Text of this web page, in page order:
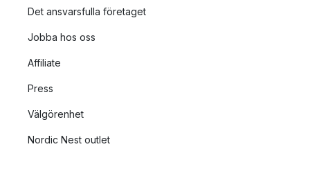
Det ansvarsfulla företaget
Jobba hos oss
Affiliate
Press
Välgörenhet
Nordic Nest outlet